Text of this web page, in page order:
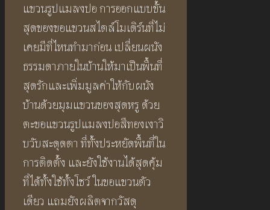
แขวนรูปแมลงปอ การออกแบบขั้น
สุดของขอแขวนสไตล์โมเดิร์นที่ไม่
เคยมีที่ไหนทำมาก่อน เปลี่ยนผนัง
ธรรมดาภายในบ้านให้มาเป็นพื้นที่
สุดรักและเพิ่มมูลค่าให้กับผนัง
บ้านด้วยมุมแขวนของสุดหรู ด้วย
ตะขอแขวนรูปแมลงปอสีทองเงาวิ
บวับสะดุดตา ที่ทั้งประหยัดพื้นที่ใน
การติดตั้ง และยังใช้งานได้สุดคุ้ม
ที่ได้ทั้งใช้ทั้งโชว์ ในขอแขวนตัว
เดียว แถมยังผลิตจากวัสดุ